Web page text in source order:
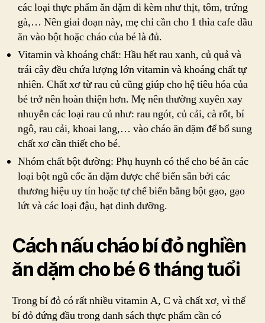
các loại thực phẩm ăn dặm đi kèm như thịt, tôm, trứng
gà,… Nên giai đoạn này, mẹ chỉ cần cho 1 thìa cafe dầu
ăn vào bột hoặc cháo của bé là đủ.
Vitamin và khoáng chất: Hầu hết rau xanh, củ quả và
trái cây đều chứa lượng lớn vitamin và khoáng chất tự
nhiên. Chất xơ từ rau củ cũng giúp cho hệ tiêu hóa của
bé trở nên hoàn thiện hơn. Mẹ nên thường xuyên xay
nhuyễn các loại rau củ như: rau ngót, củ cải, cà rốt, bí
ngô, rau cải, khoai lang,… vào cháo ăn dặm để bổ sung
chất xơ cần thiết cho bé.
Nhóm chất bột đường: Phụ huynh có thể cho bé ăn các
loại bột ngũ cốc ăn dặm được chế biến sẵn bởi các
thương hiệu uy tín hoặc tự chế biến bằng bột gạo, gạo
lứt và các loại đậu, hạt dinh dưỡng.
Cách nấu cháo bí đỏ nghiền
ăn dặm cho bé 6 tháng tuổi
Trong bí đỏ có rất nhiều vitamin A, C và chất xơ, vì thế
bí đỏ đứng đầu trong danh sách thực phẩm cần có